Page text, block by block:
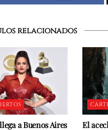
relacionados
a Buenos Aires
El